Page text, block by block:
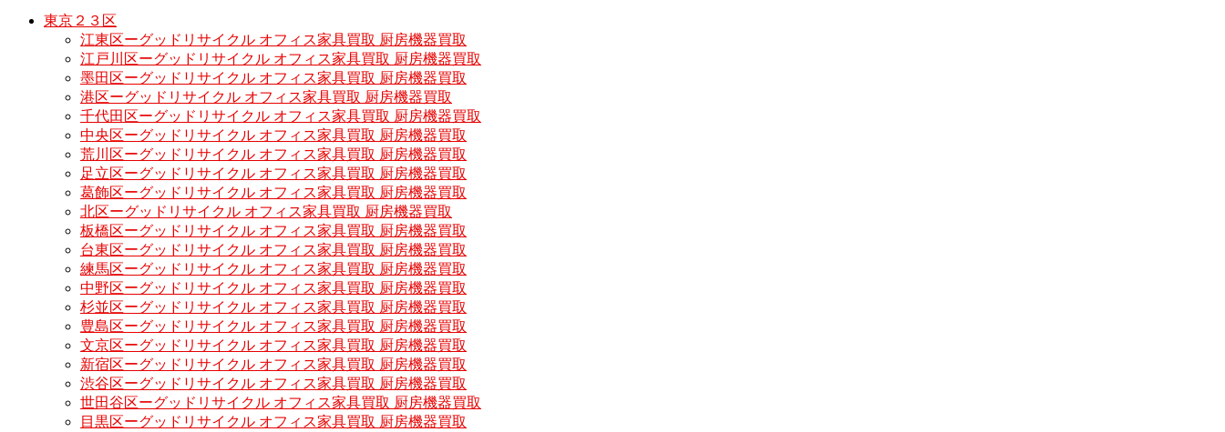
東京２３区
江東区ーグッドリサイクル オフィス家具買取 厨房機器買取
江戸川区ーグッドリサイクル オフィス家具買取 厨房機器買取
墨田区ーグッドリサイクル オフィス家具買取 厨房機器買取
港区ーグッドリサイクル オフィス家具買取 厨房機器買取
千代田区ーグッドリサイクル オフィス家具買取 厨房機器買取
中央区ーグッドリサイクル オフィス家具買取 厨房機器買取
荒川区ーグッドリサイクル オフィス家具買取 厨房機器買取
足立区ーグッドリサイクル オフィス家具買取 厨房機器買取
葛飾区ーグッドリサイクル オフィス家具買取 厨房機器買取
北区ーグッドリサイクル オフィス家具買取 厨房機器買取
板橋区ーグッドリサイクル オフィス家具買取 厨房機器買取
台東区ーグッドリサイクル オフィス家具買取 厨房機器買取
練馬区ーグッドリサイクル オフィス家具買取 厨房機器買取
中野区ーグッドリサイクル オフィス家具買取 厨房機器買取
杉並区ーグッドリサイクル オフィス家具買取 厨房機器買取
豊島区ーグッドリサイクル オフィス家具買取 厨房機器買取
文京区ーグッドリサイクル オフィス家具買取 厨房機器買取
新宿区ーグッドリサイクル オフィス家具買取 厨房機器買取
渋谷区ーグッドリサイクル オフィス家具買取 厨房機器買取
世田谷区ーグッドリサイクル オフィス家具買取 厨房機器買取
目黒区ーグッドリサイクル オフィス家具買取 厨房機器買取